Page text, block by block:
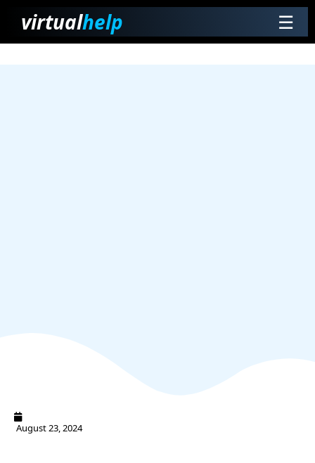
virtualhelp ☰
August 23, 2024